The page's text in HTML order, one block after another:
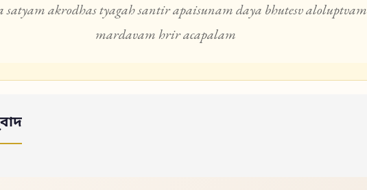
satyam akrodhas tyagah santir apaisunam daya bhutesv aloluptvam
mardavam hrir acapalam